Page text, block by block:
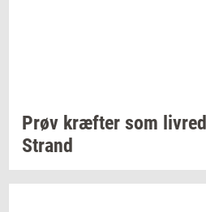
Prøv kræf­ter som
Strand